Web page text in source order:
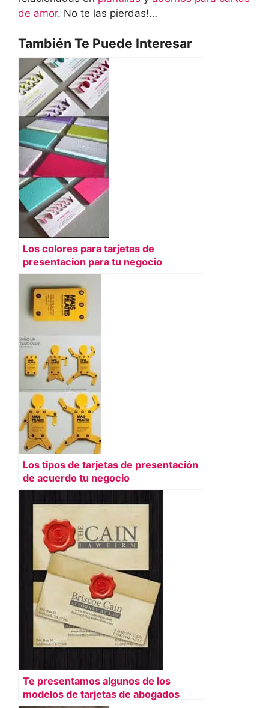
de amor. No te las pierdas!…
También Te Puede Interesar
Los colores para tarjetas de
presentacion para tu negocio
Los tipos de tarjetas de presentación
de acuerdo tu negocio
Te presentamos algunos de los
modelos de tarjetas de abogados